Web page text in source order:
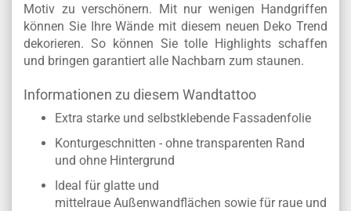
Motiv zu verschönern. Mit nur wenigen Handgriffen
können Sie Ihre Wände mit diesem neuen Deko Trend
dekorieren. So können Sie tolle Highlights schaffen
und bringen garantiert alle Nachbarn zum staunen.
Informationen zu diesem Wandtattoo
Extra starke und selbstklebende Fassadenfolie
Konturgeschnitten - ohne transparenten Rand
und ohne Hintergrund
Ideal für glatte und
mittelraue Außenwandflächen sowie für raue und